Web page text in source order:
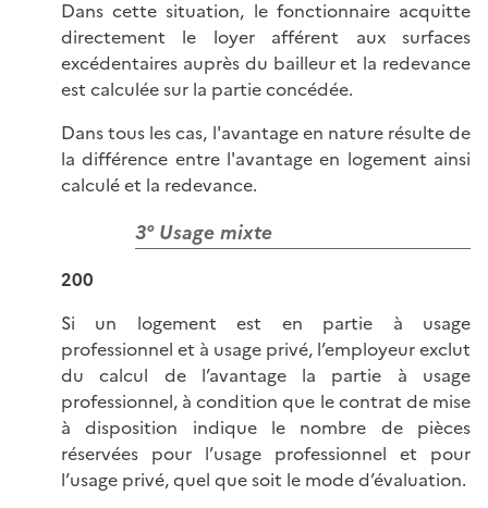
Dans cette situation, le fonctionnaire acquitte
directement le loyer afférent aux surfaces
excédentaires auprès du bailleur et la redevance
est calculée sur la partie concédée.
Dans tous les cas, l'avantage en nature résulte de
la différence entre l'avantage en logement ainsi
calculé et la redevance.
3° Usage mixte
200
Si un logement est en partie à usage
professionnel et à usage privé, l’employeur exclut
du calcul de l’avantage la partie à usage
professionnel, à condition que le contrat de mise
à disposition indique le nombre de pièces
réservées pour l’usage professionnel et pour
l’usage privé, quel que soit le mode d’évaluation.